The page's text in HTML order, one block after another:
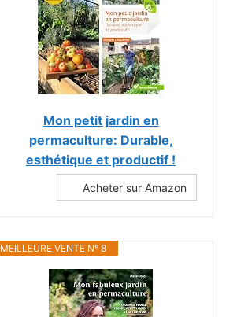
Mon petit jardin en
permaculture: Durable,
esthétique et productif !
Acheter sur Amazon
MEILLEURE VENTE N° 8